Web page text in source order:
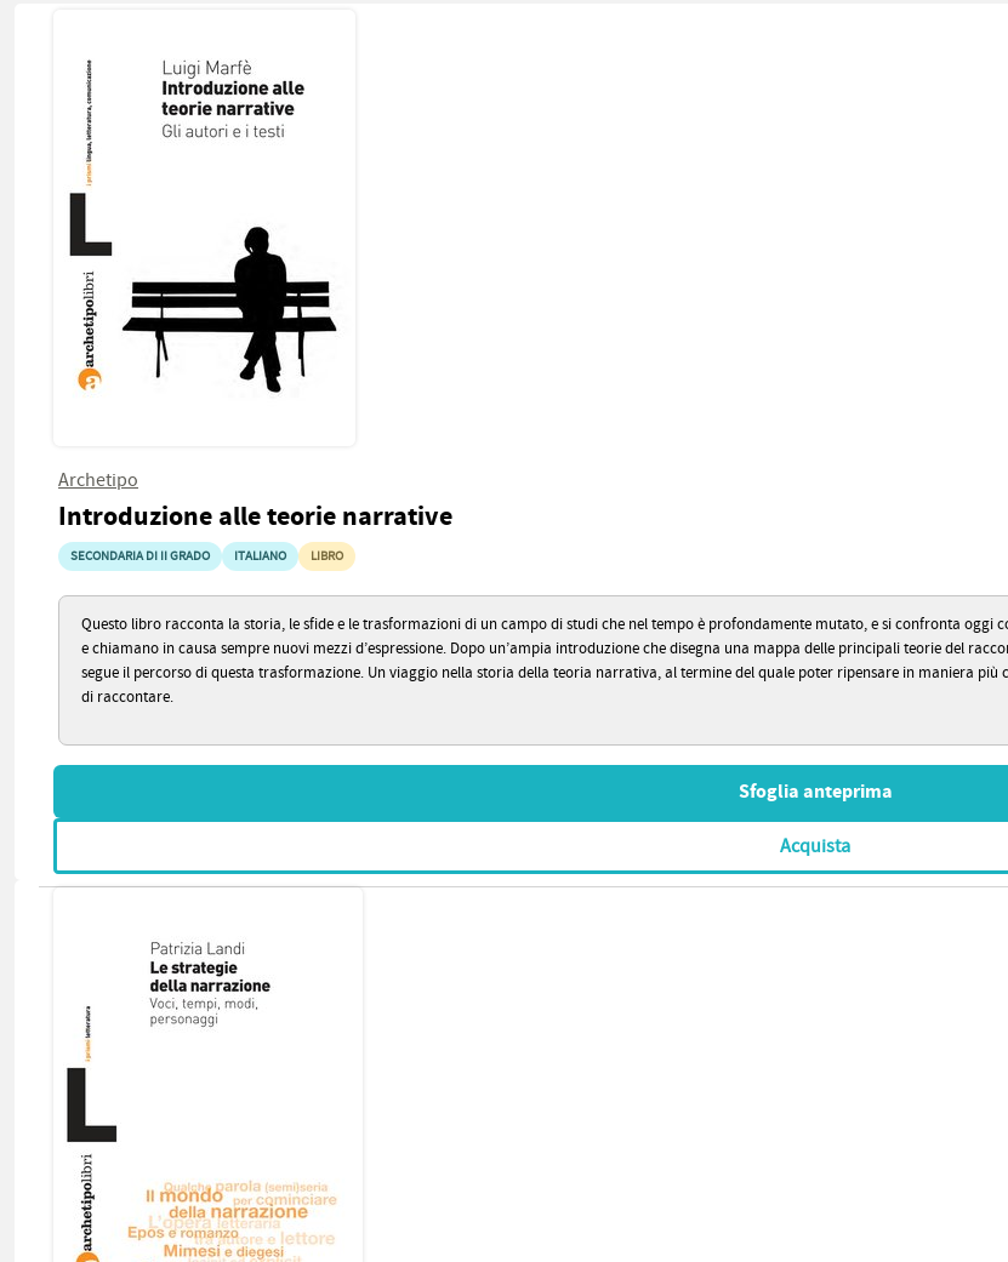
Archetipo
Introduzione alle teorie narrative
SECONDARIA DI II GRADO ITALIANO LIBRO
Questo libro racconta la storia, le sfide e le trasformazioni di un campo di studi che nel tempo è profondamente mutato, e si confronta
e chiamano in causa sempre nuovi mezzi d’espressione. Dopo un’ampia introduzione che disegna una mappa delle principali teorie del
segue il percorso di questa trasformazione. Un viaggio nella storia della teoria narrativa, al termine del quale poter ripensare in maniera più
di raccontare.
Sfoglia anteprima
Acquista